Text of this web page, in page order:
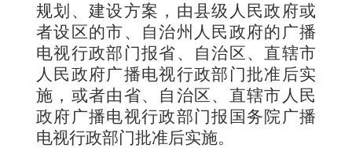
规划、建设方案，由县级人民政府或
者设区的市、自治州人民政府的广播
电视行政部门报省、自治区、直辖市
人民政府广播电视行政部门批准后实
施，或者由省、自治区、直辖市人民
政府广播电视行政部门报国务院广播
电视行政部门批准后实施。